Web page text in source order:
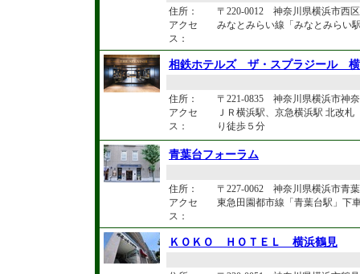
住所：
〒220-0012 神奈川県横浜市西
アクセ
ス：
みなとみらい線「みなとみらい
相鉄ホテルズ ザ・スプラジール
住所：
〒221-0835 神奈川県横浜市神
アクセ
ス：
ＪＲ横浜駅、京急横浜駅 北改
り徒歩５分
青葉台フォーラム
住所：
〒227-0062 神奈川県横浜市青
アクセ
ス：
東急田園都市線「青葉台駅」下
ＫＯＫＯ ＨＯＴＥＬ 横浜鶴見